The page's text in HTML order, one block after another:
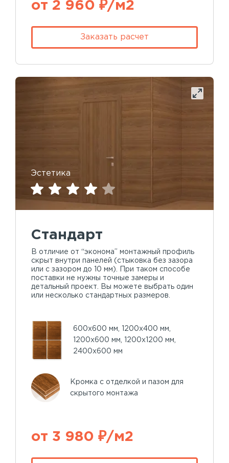
от 2 960 ₽/м2
Заказать расчет
Эстетика
Стандарт
В отличие от “эконома” монтажный профиль
скрыт внутри панелей (стыковка без зазора
или с зазором до 10 мм). При таком способе
поставки не нужны точные замеры и
детальный проект. Вы можете выбрать один
или несколько стандартных размеров.
600х600 мм, 1200х400 мм,
1200х600 мм, 1200х1200 мм,
2400х600 мм
Кромка с отделкой и пазом для
скрытого монтажа
от 3 980 ₽/м2